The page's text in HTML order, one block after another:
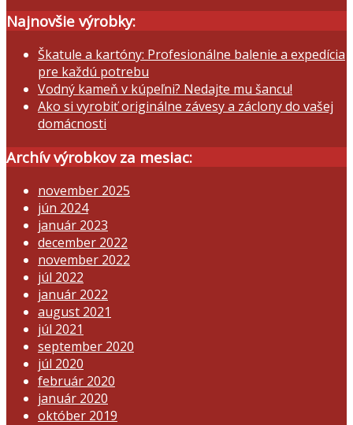
Najnovšie výrobky:
Škatule a kartóny: Profesionálne balenie a expedícia
pre každú potrebu
Vodný kameň v kúpeľni? Nedajte mu šancu!
Ako si vyrobiť originálne závesy a záclony do vašej
domácnosti
Archív výrobkov za mesiac:
november 2025
jún 2024
január 2023
december 2022
november 2022
júl 2022
január 2022
august 2021
júl 2021
september 2020
júl 2020
február 2020
január 2020
október 2019